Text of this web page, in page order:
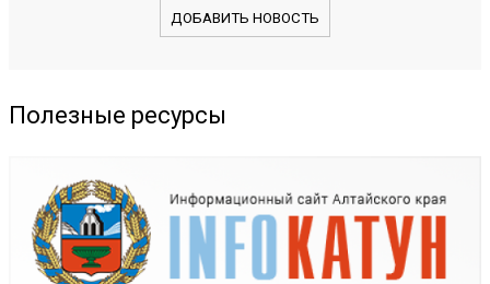
ДОБАВИТЬ НОВОСТЬ
Полезные ресурсы